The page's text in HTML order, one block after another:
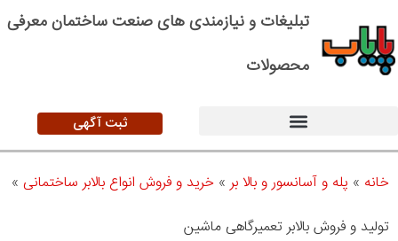
تبلیغات و نیازمندی های صنعت ساختمان معرفی
محصولات
ثبت آگهی
خانه » پله و آسانسور و بالا بر» خرید و فروش انواع بالابر ساختمانی »
تولید و فروش بالابر تعمیرگاهی ماشین